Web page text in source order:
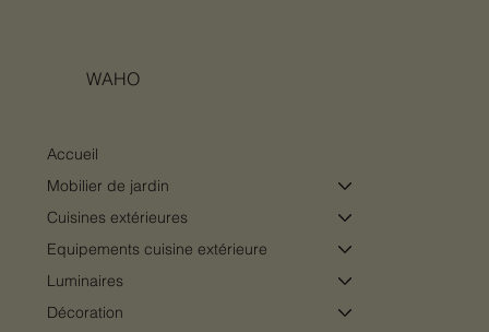
WAHO
Accueil
Mobilier de jardin
Cuisines extérieures
Equipements cuisine extérieure
Luminaires
Décoration